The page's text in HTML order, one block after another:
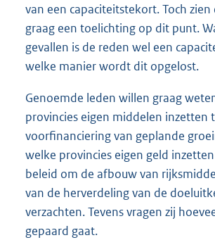
van een capaciteitstekort. Toch zien
graag een toelichting op dit punt.
gevallen is de reden wel een
welke manier wordt dit opgelost.
Genoemde leden willen graag
provincies eigen middelen inzetten
voorfinanciering van geplande
welke provincies eigen geld
beleid om de afbouw van
van de herverdeling van de
verzachten. Tevens vragen zij
gepaard gaat.